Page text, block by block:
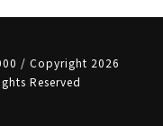
/ Copyright 2026
Reserved